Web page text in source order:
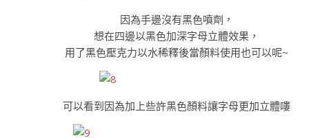
因為手邊沒有黑色噴劑，
想在四邊以黑色加深字母立體效果，
用了黑色壓克力以水稀釋後當顏料使用也可以呢~
可以看到因為加上些許黑色顏料讓字母更加立體嘍